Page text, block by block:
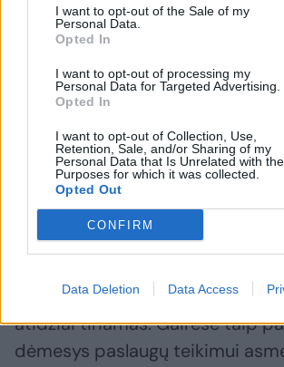
I want to opt-out of the Sale of my
Personal Data.
Opted In
I want to opt-out of processing my
Personal Data for Targeted Advertising.
Opted In
I want to opt-out of Collection, Use,
Retention, Sale, and/or Sharing of my
Personal Data that Is Unrelated with the
Purposes for which it was collected.
Opted Out
CONFIRM
Data Deletion Data Access
Investuotojas Ilja Laursas:
„Lietuva šiuo metu yra
Anot jos, „Uber“ bendrovėje
bendruomenės gairės, kuriose
prevencijai ir kiekvienas
atidžiai tiriamas. Gairėse taip
dėmesys paslaugų teikimui